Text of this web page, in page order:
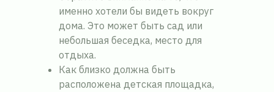
именно хотели бы видеть вокруг
дома. Это может быть сад или
небольшая беседка, место для
отдыха.
Как близко должна быть
расположена детская площадка,